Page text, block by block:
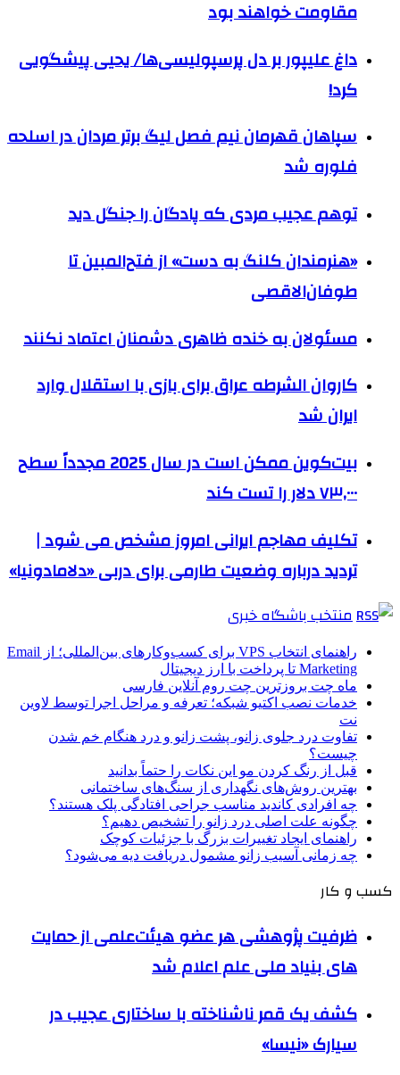
مقاومت خواهند بود
داغ علیپور بر دل پرسپولیسی‌ها/ یحیی پیشگویی
کرد!
سپاهان قهرمان نیم فصل لیگ برتر مردان در اسلحه
فلوره شد
توهم عجیب مردی که پادگان را جنگل دید
«هنرمندان کلنگ به دست» از فتح‌المبین تا
طوفان‌الاقصی
مسئولان به خنده ظاهری دشمنان اعتماد نکنند
کاروان الشرطه عراق برای بازی با استقلال وارد
ایران شد
بیت‌کوین ممکن است در سال 2025 مجدداً سطح
۷۳,۰۰۰ دلار را تست کند
تکلیف مهاجم ایرانی امروز مشخص می شود |
تردید درباره وضعیت طارمی برای دربی «دلامادونیا»
منتخب باشگاه خبری
راهنمای انتخاب VPS برای کسب‌وکارهای بین‌المللی؛ از Email
Marketing تا پرداخت با ارز دیجیتال
ماه چت بروزترین چت روم آنلاین فارسی
خدمات نصب اکتیو شبکه؛ تعرفه و مراحل اجرا توسط لاوین
نت
تفاوت درد جلوی زانو، پشت زانو و درد هنگام خم شدن
چیست؟
قبل از رنگ کردن مو این نکات را حتماً بدانید
بهترین روش‌های نگهداری از سنگ‌های ساختمانی
چه افرادی کاندید مناسب جراحی افتادگی پلک هستند؟
چگونه علت اصلی درد زانو را تشخیص دهیم؟
راهنمای ایجاد تغییرات بزرگ با جزئیات کوچک
چه زمانی آسیب زانو مشمول دریافت دیه می‌شود؟
کسب و کار
ظرفیت پژوهشی هر عضو هیئت‌علمی از حمایت
های بنیاد ملی علم اعلام شد
کشف یک قمر ناشناخته با ساختاری عجیب در
سیارک «نیسا»